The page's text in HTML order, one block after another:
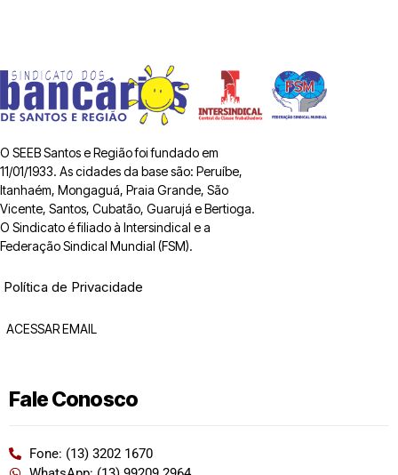
O SEEB Santos e Região foi fundado em
11/01/1933. As cidades da base são: Peruíbe,
Itanhaém, Mongaguá, Praia Grande, São
Vicente, Santos, Cubatão, Guarujá e Bertioga.
O Sindicato é filiado à Intersindical e a
Federação Sindical Mundial (FSM).
Política de Privacidade
ACESSAR EMAIL
Fale Conosco
Fone: (13) 3202 1670